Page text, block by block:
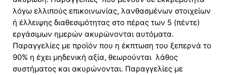
λόγω ελλιπούς επικοινωνίας, λανθασμένων στοιχείων
ή έλλειψης διαθεσιμότητας στο πέρας των 5 (πέντε)
εργάσιμων ημερών ακυρώνονται αυτόματα.
Παραγγελίες με προϊόν που η έκπτωση του ξεπερνά το
90% η έχει μηδενική αξία, θεωρούνται λάθος
συστήματος και ακυρώνονται. Παραγγελίες με